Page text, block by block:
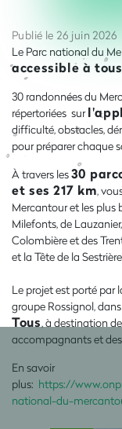
Publié le 26 juin 2026
Le Parc national du
accessible à tous
30 randonnées du
répertoriées sur
difficulté, obstacles,
pour préparer chaque
À travers les30
et ses 217 km,
Mercantour et les plus
Milefonts, de
Colombière et des
et la Tête de la
Le projet est porté par
groupe Rossignol,
Tous, à destination
accompagnants et
En savoir
plus: https://
national-du-